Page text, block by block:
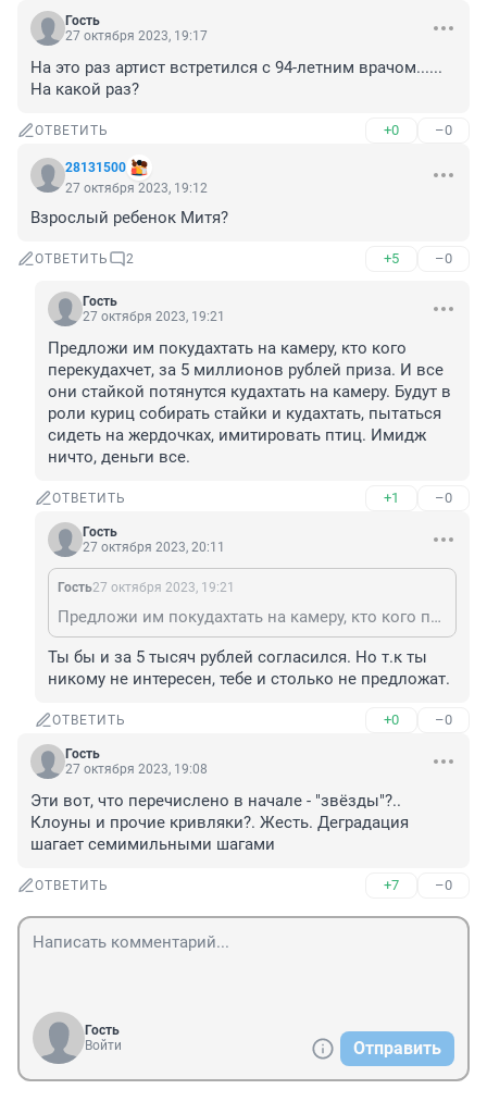
Гость
27 октября 2023, 19:17
На это раз артист встретился с 94-летним врачом......
На какой раз?
ОТВЕТИТЬ +0 –0
28131500
27 октября 2023, 19:12
Взрослый ребенок Митя?
ОТВЕТИТЬ 2 +5 –0
Гость
27 октября 2023, 19:21
Предложи им покудахтать на камеру, кто кого
перекудахчет, за 5 миллионов рублей приза. И все
они стайкой потянутся кудахтать на камеру. Будут в
роли куриц собирать стайки и кудахтать, пытаться
сидеть на жердочках, имитировать птиц. Имидж
ничто, деньги все.
ОТВЕТИТЬ +1 –0
Гость
27 октября 2023, 20:11
Гость27 октября 2023, 19:21
Предложи им покудахтать на камеру, кто кого перекудахчет, за 5 миллионов рублей приза. И все они стайкой потянутся кудахтать на камеру. Будут в роли куриц собирать стайки и кудахтать, пытаться сидеть на жердочках, имитировать птиц. Имидж ничто, деньги все.
Ты бы и за 5 тысяч рублей согласился. Но т.к ты
никому не интересен, тебе и столько не предложат.
ОТВЕТИТЬ +0 –0
Гость
27 октября 2023, 19:08
Эти вот, что перечислено в начале - "звёзды"?..
Клоуны и прочие кривляки?. Жесть. Деградация
шагает семимильными шагами
ОТВЕТИТЬ +7 –0
Гость
Войти
Отправить